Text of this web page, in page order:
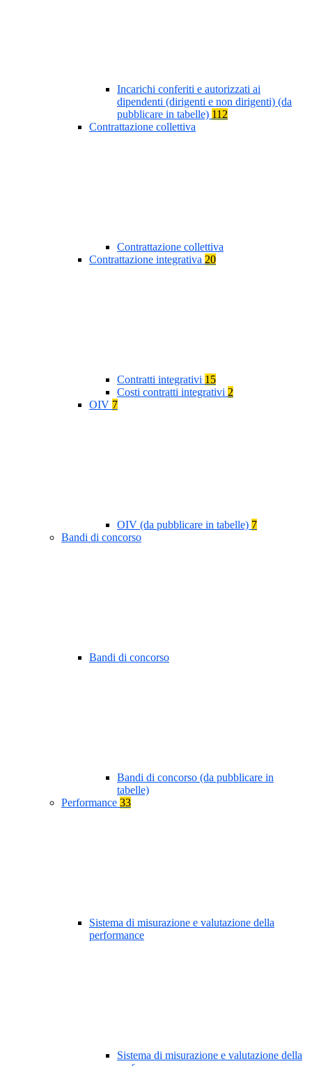
Incarichi conferiti e autorizzati ai
dipendenti (dirigenti e non dirigenti) (da
pubblicare in tabelle) 112
Contrattazione collettiva
Contrattazione collettiva
Contrattazione integrativa 20
Contratti integrativi 15
Costi contratti integrativi 2
OIV 7
OIV (da pubblicare in tabelle) 7
Bandi di concorso
Bandi di concorso
Bandi di concorso (da pubblicare in
tabelle)
Performance 33
Sistema di misurazione e valutazione della
performance
Sistema di misurazione e valutazione della